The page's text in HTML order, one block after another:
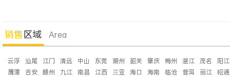
销售区域 Area
云浮 汕尾 江门 清远 中山 东莞 潮州 韶关 肇庆 梅州 湛江 茂名
阳江
鹰潭 吉安 赣州 九江 南昌 江西 三亚 海口 海南 临沧 普洱 丽江
昭通